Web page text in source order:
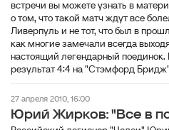
встречи вы можете узнать в
о том, что такой матч ждут все
Ливерпуль и не тот, что был в
как многие замечали всегда
настоящий легендарный
результат 4:4 на "Стэмфорд
27 апреля 2010, 16:00
Юрий Жирков: "Все в